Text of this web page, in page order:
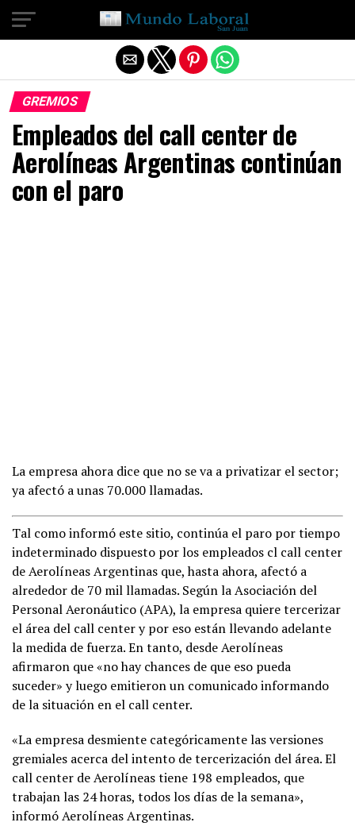
GREMIOS
Empleados del call center de
Aerolíneas Argentinas continúan
con el paro
La empresa ahora dice que no se va a privatizar el sector;
ya afectó a unas 70.000 llamadas.
Tal como informó este sitio, continúa el paro por tiempo
indeterminado dispuesto por los empleados cl call center
de Aerolíneas Argentinas que, hasta ahora, afectó a
alrededor de 70 mil llamadas. Según la Asociación del
Personal Aeronáutico (APA), la empresa quiere tercerizar
el área del call center y por eso están llevando adelante
la medida de fuerza. En tanto, desde Aerolíneas
afirmaron que «no hay chances de que eso pueda
suceder» y luego emitieron un comunicado informando
de la situación en el call center.
«La empresa desmiente categóricamente las versiones
gremiales acerca del intento de tercerización del área. El
call center de Aerolíneas tiene 198 empleados, que
trabajan las 24 horas, todos los días de la semana»,
informó Aerolíneas Argentinas.
Salir de la versión móvil